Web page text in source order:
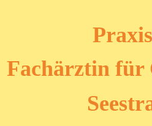
Fachärztin für